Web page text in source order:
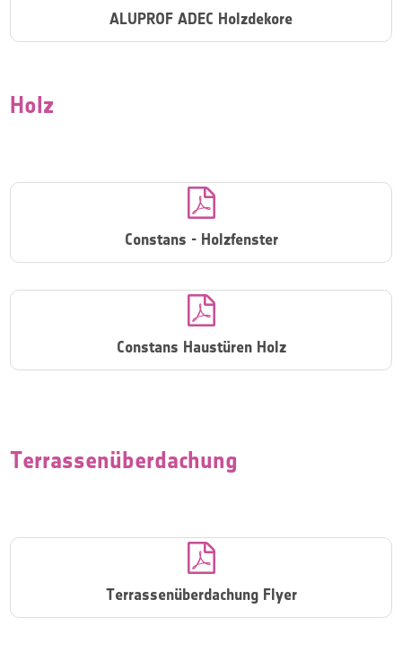
ALUPROF ADEC Holzdekore
Holz

Constans - Holzfenster

Constans Haustüren Holz
Terrassenüberdachung

Terrassenüberdachung Flyer